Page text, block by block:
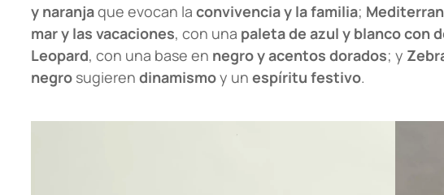
y naranjaque evocan la convivencia y la familia;
mar y las vacaciones, con una paleta de azul y blanco con
Leopard, con una base en negro y acentos dorados; y
negro sugieren dinamismoy un espíritu festivo.